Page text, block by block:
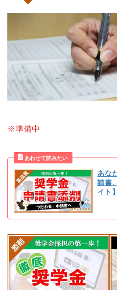
※準備中
あな
請書
イト】